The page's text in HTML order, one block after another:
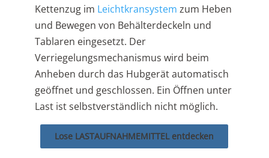
Kettenzug im Leichtkransystem zum Heben
und Bewegen von Behälterdeckeln und
Tablaren eingesetzt. Der
Verriegelungsmechanismus wird beim
Anheben durch das Hubgerät automatisch
geöffnet und geschlossen. Ein Öffnen unter
Last ist selbstverständlich nicht möglich.
Lose LASTAUFNAHMEMITTEL entdecken